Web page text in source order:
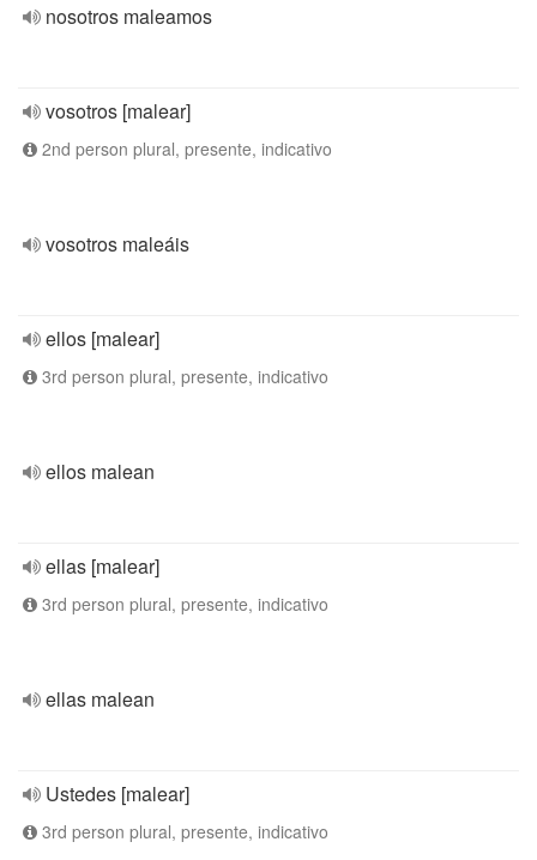
nosotros maleamos
vosotros [malear]
2nd person plural, presente, indicativo
vosotros maleáis
ellos [malear]
3rd person plural, presente, indicativo
ellos malean
ellas [malear]
3rd person plural, presente, indicativo
ellas malean
Ustedes [malear]
3rd person plural, presente, indicativo